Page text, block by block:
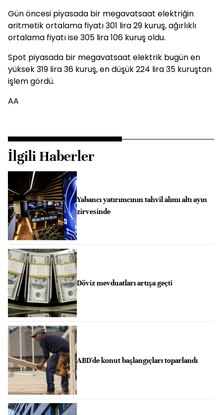
Gün öncesi piyasada bir megavatsaat elektriğin
aritmetik ortalama fiyatı 301 lira 29 kuruş, ağırlıklı
ortalama fiyatı ise 305 lira 106 kuruş oldu.
Spot piyasada bir megavatsaat elektrik bugün en
yüksek 319 lira 36 kuruş, en düşük 224 lira 35 kuruştan
işlem gördü.
AA
İlgili Haberler
Yabancı yatırımcının tahvil alımı altı ayın
zirvesinde
Döviz mevduatları artışa geçti
ABD'de konut başlangıçları toparlandı